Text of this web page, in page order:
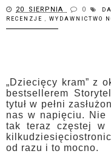
20 SIERPNIA 0
RECENZJE , WYDAWNICTWO
„Dziecięcy kram” z
bestsellerem
tytuł w pełni
nas w napięciu. Nie
tak teraz częstej w
od razu i to mocno.